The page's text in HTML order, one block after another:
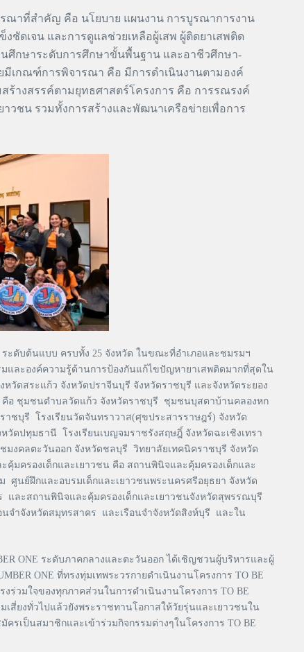
รณาที่สำคัญ คือ นโยบาย แผนงาน การบูรณาการงาน
ชัดเจน และการดูแลช่วยเหลือผู้เสพ ผู้ติดยาเสพติด
ศึกษาระดับการศึกษาขั้นพื้นฐาน และอาชีวศึกษา-
เกณฑ์การพิจารณา คือ มีการดำเนินงานตามองค์
ร้างสรรค์ตามยุทธศาสตร์โครงการ คือ การรณรงค์
วชน รวมทั้งการสร้างและพัฒนาเครือข่ายเพื่อการ
ระดับต้นแบบ ครบทั้ง 25 จังหวัด ในขณะที่อำเภอและชมรมฯ
และองค์ความรู้ด้านการป้องกันแก้ไขปัญหายาเสพติดมากที่สุดใน
วัดสระแก้ว จังหวัดปราจีนบุรี จังหวัดราชบุรี และจังหวัดระยอง
คือ ชุมชนตำบลวัดแก้ว จังหวัดราชบุรี ชุมชนบุสตาบ้านคลองหก
ชบุรี โรงเรียนวัดจันทราวาส(ศุขประสารราษฎร์) จังหวัด
ดปทุมธานี โรงเรียนเบญจมราชรังสฤษฎิ์ จังหวัดฉะเชิงเทรา
งคลตะวันออก จังหวัดชลบุรี วิทยาลัยเทคนิคราชบุรี จังหวัด
มครองเด็กและเยาวชน คือ สถานพินิจและคุ้มครองเด็กและ
นย์ฝึกและอบรมเด็กและเยาวชนพระนครศรีอยุธยา จังหวัด
และสถานพินิจและคุ้มครองเด็กและเยาวชนจังหวัดสุพรรณบุรี
นจำจังหวัดสมุทรสาคร และเรือนจำจังหวัดสิงห์บุรี และใน
ONE ระดับภาคกลางและตะวันออก ได้เชิญชวนผู้บริหารและผู้
ONE ที่ทรงทุ่มเทพระวรกายดำเนินงานโครงการ TO BE
ร่วมใจของทุกภาคส่วนในการดำเนินงานโครงการ TO BE
เสี่ยงทั่วไปแล้วยังพระราชทานโอกาสให้วัยรุ่นและเยาวชนใน
เป็นสมาชิกและเข้าร่วมกิจกรรมต่างๆในโครงการ TO BE